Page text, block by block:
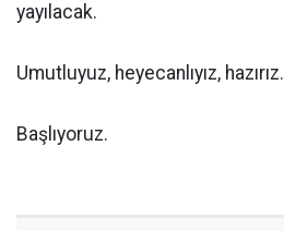
yayılacak.
Umutluyuz, heyecanlıyız, hazırız.
Başlıyoruz.